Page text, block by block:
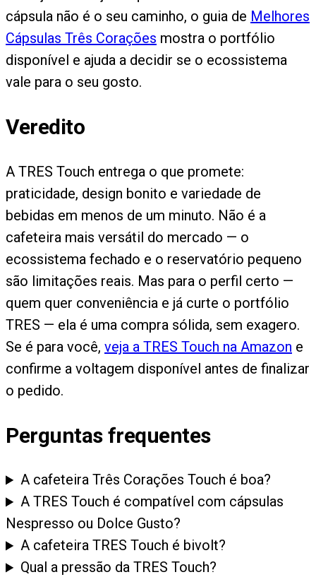
cápsula não é o seu caminho, o guia de Melhores
Cápsulas Três Corações mostra o portfólio
disponível e ajuda a decidir se o ecossistema
vale para o seu gosto.
Veredito
A TRES Touch entrega o que promete:
praticidade, design bonito e variedade de
bebidas em menos de um minuto. Não é a
cafeteira mais versátil do mercado — o
ecossistema fechado e o reservatório pequeno
são limitações reais. Mas para o perfil certo —
quem quer conveniência e já curte o portfólio
TRES — ela é uma compra sólida, sem exagero.
Se é para você, veja a TRES Touch na Amazon e
confirme a voltagem disponível antes de finalizar
o pedido.
Perguntas frequentes
A cafeteira Três Corações Touch é boa?
A TRES Touch é compatível com cápsulas
Nespresso ou Dolce Gusto?
A cafeteira TRES Touch é bivolt?
Qual a pressão da TRES Touch?